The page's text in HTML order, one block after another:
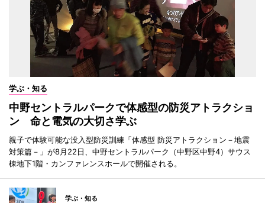
学ぶ・知る
中野セントラルパークで体感型の防災アトラクショ
ン 命と電気の大切さ学ぶ
親子で体験可能な没入型防災訓練「体感型 防災アトラクション－地震
対策篇－」が8月22日、中野セントラルパーク（中野区中野4）サウス
棟地下1階・カンファレンスホールで開催される。
学ぶ・知る